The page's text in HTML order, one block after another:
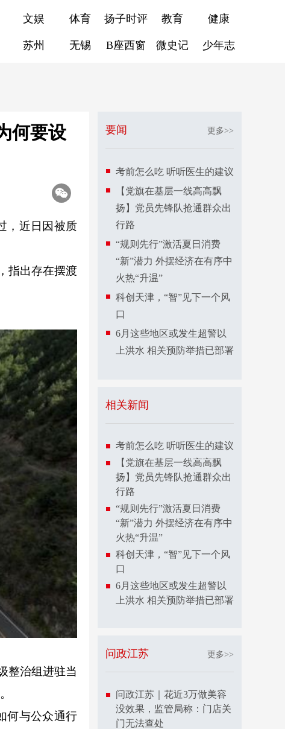
文娱 体育 扬子时评 教育 健康
苏州 无锡 B座西窗 微史记 少年志
何要设
，近日因被质
指出存在摆渡
整治组进驻当
何与公众通行
要闻 更多>>
考前怎么吃 听听医生的建议
【党旗在基层一线高高飘
扬】党员先锋队抢通群众出
行路
“规则先行”激活夏日消费
“新”潜力 外摆经济在有序中
火热“升温”
科创天津，“智”见下一个风
口
6月这些地区或发生超警以
上洪水 相关预防举措已部署
相关新闻
考前怎么吃 听听医生的建议
【党旗在基层一线高高飘
扬】党员先锋队抢通群众出
行路
“规则先行”激活夏日消费
“新”潜力 外摆经济在有序中
火热“升温”
科创天津，“智”见下一个风
口
6月这些地区或发生超警以
上洪水 相关预防举措已部署
问政江苏 更多>>
问政江苏｜花近3万做美容
没效果，监管局称：门店关
门无法查处